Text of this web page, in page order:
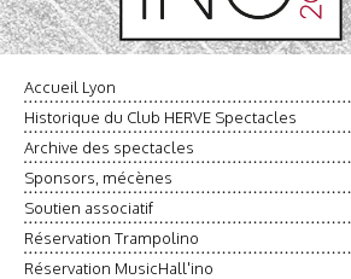
Accueil Lyon
Historique du Club HERVE Spectacles
Archive des spectacles
Sponsors, mécènes
Soutien associatif
Réservation Trampolino
Réservation MusicHall'ino